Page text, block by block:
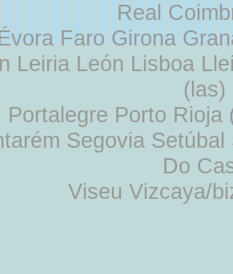
Real
Faro Girona
Leiria León Lisboa
Portalegre Porto
Segovia
Do
Viseu Vizcaya/